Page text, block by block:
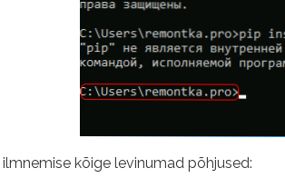
kõige levinumad põhjused: